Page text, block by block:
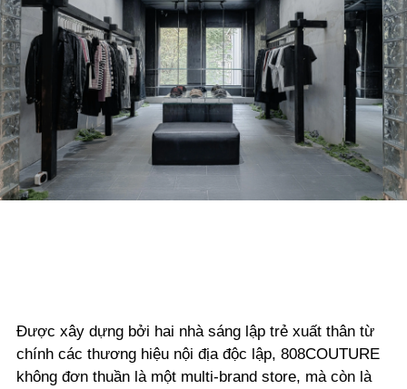
Được xây dựng bởi hai nhà sáng lập trẻ xuất thân từ
chính các thương hiệu nội địa độc lập, 808COUTURE
không đơn thuần là một multi-brand store, mà còn là